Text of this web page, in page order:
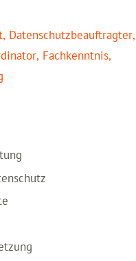
, Datenschutzbeauftragter,
, Fachkenntnis,